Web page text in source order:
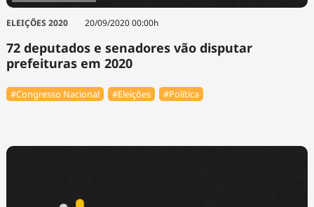
ELEIÇÕES 2020 20/09/2020 00:00h
72 deputados e senadores vão disputar
prefeituras em 2020
#Congresso Nacional #Eleições #Política